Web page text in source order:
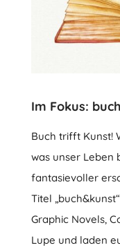
Im Fokus:
Buch trifft Kunst!
was unser Leben
fantasievoller
Titel
Graphic Novels,
Lupe und laden